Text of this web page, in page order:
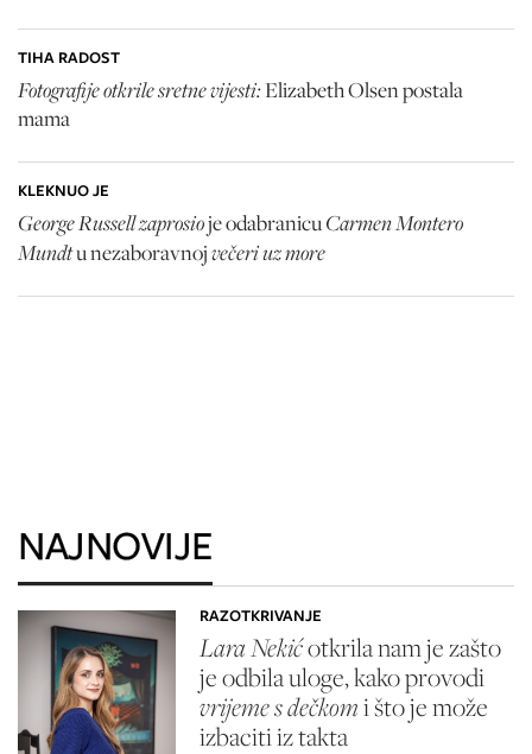
TIHA RADOST
Fotografije otkrile sretne vijesti:Elizabeth Olsenpostala
mama
KLEKNUO JE
George Russell zaprosioje odabranicuCarmen Montero
Mundtu nezaboravnojvečeri uz more
NAJNOVIJE
RAZOTKRIVANJE
Lara Nekićotkrila nam je zašto
je odbila uloge, kako provodi
vrijeme s dečkomi što je može
izbaciti iz takta